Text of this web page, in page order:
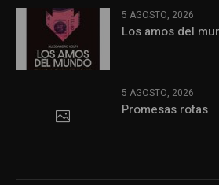
5 AGOSTO, 2026
Los amos del
5 AGOSTO, 2026
Promesas rotas